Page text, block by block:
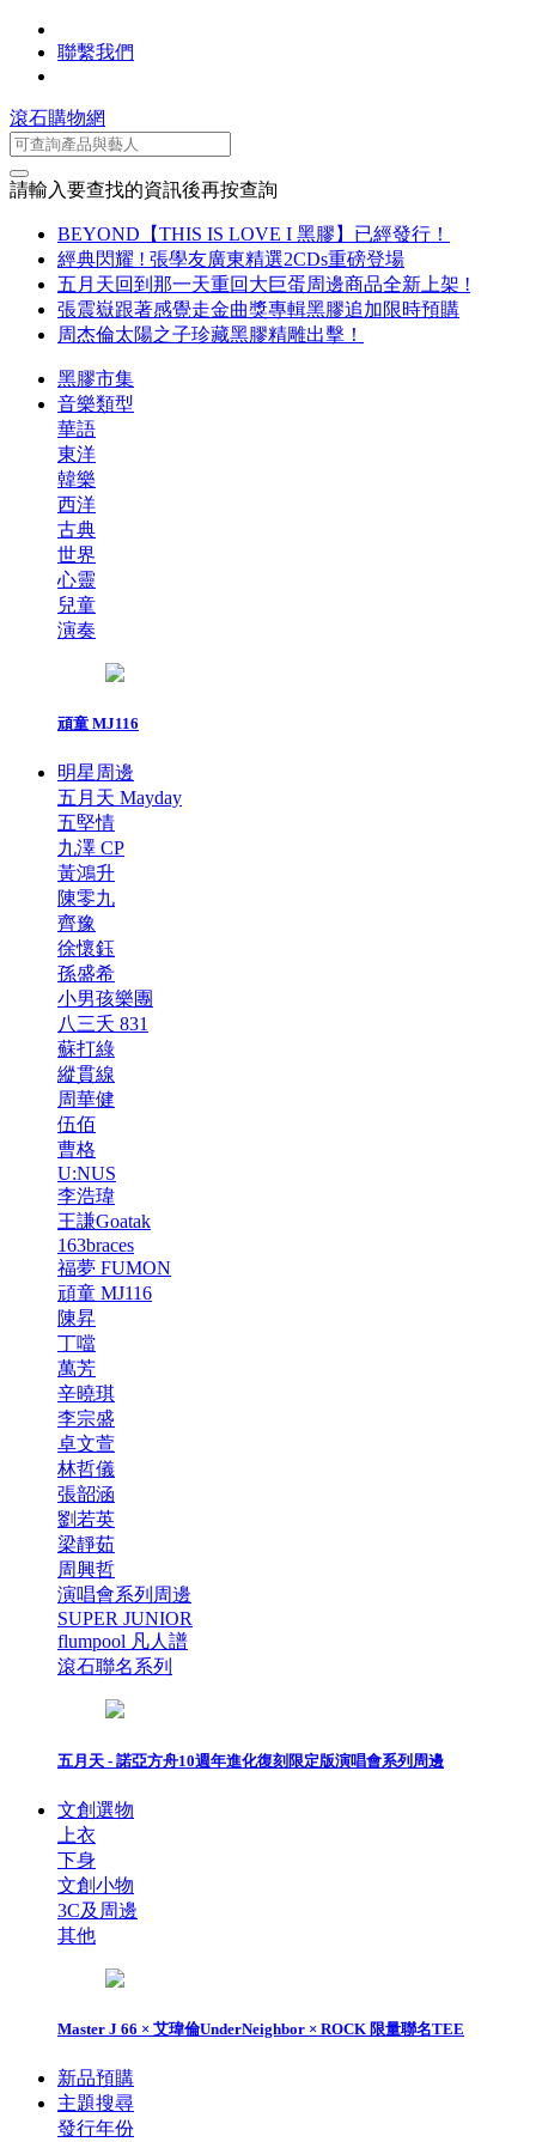
聯繫我們
滾石購物網
請輸入要查找的資訊後再按查詢
BEYOND【THIS IS LOVE I 黑膠】已經發行！
經典閃耀 ! 張學友廣東精選2CDs重磅登場
五月天回到那一天重回大巨蛋周邊商品全新上架 !
張震嶽跟著感覺走金曲獎專輯黑膠追加限時預購
周杰倫太陽之子珍藏黑膠精雕出擊！
黑膠市集
音樂類型
華語
東洋
韓樂
西洋
古典
世界
心靈
兒童
演奏
頑童 MJ116
明星周邊
五月天 Mayday
五堅情
九澤 CP
黃鴻升
陳零九
齊豫
徐懷鈺
孫盛希
小男孩樂團
八三夭 831
蘇打綠
縱貫線
周華健
伍佰
曹格
U:NUS
李浩瑋
王謙Goatak
163braces
福夢 FUMON
頑童 MJ116
陳昇
丁噹
萬芳
辛曉琪
李宗盛
卓文萱
林哲儀
張韶涵
劉若英
梁靜茹
周興哲
演唱會系列周邊
SUPER JUNIOR
flumpool 凡人譜
滾石聯名系列
五月天 - 諾亞方舟10週年進化復刻限定版演唱會系列周邊
文創選物
上衣
下身
文創小物
3C及周邊
其他
Master J 66 × 艾瑋倫UnderNeighbor × ROCK 限量聯名TEE
新品預購
主題搜尋
發行年份